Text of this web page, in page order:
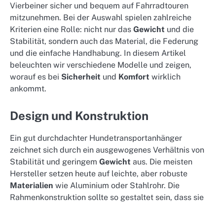
Vierbeiner sicher und bequem auf Fahrradtouren
mitzunehmen. Bei der Auswahl spielen zahlreiche
Kriterien eine Rolle: nicht nur das Gewicht und die
Stabilität, sondern auch das Material, die Federung
und die einfache Handhabung. In diesem Artikel
beleuchten wir verschiedene Modelle und zeigen,
worauf es bei Sicherheit und Komfort wirklich
ankommt.
Design und Konstruktion
Ein gut durchdachter Hundetransportanhänger
zeichnet sich durch ein ausgewogenes Verhältnis von
Stabilität und geringem Gewicht aus. Die meisten
Hersteller setzen heute auf leichte, aber robuste
Materialien wie Aluminium oder Stahlrohr. Die
Rahmenkonstruktion sollte so gestaltet sein, dass sie